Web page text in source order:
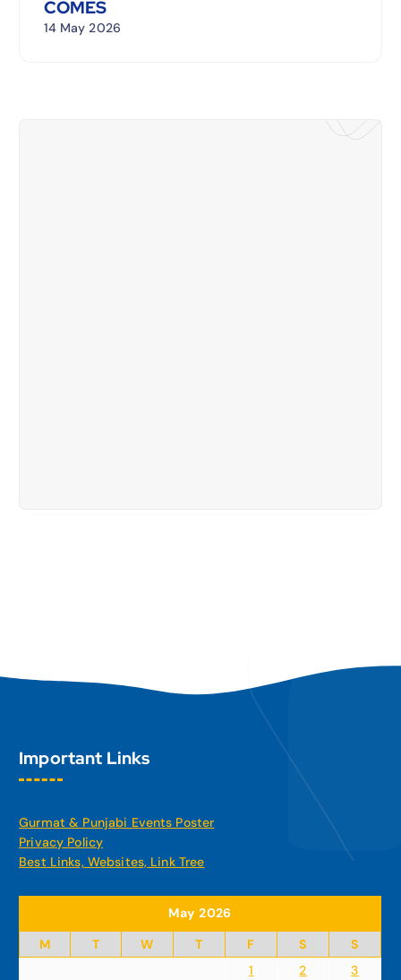
COMES
14 May 2026
Important Links
Gurmat & Punjabi Events Poster
Privacy Policy
Best Links, Websites, Link Tree
May 2026
M
T W T F S
S
1
2
3